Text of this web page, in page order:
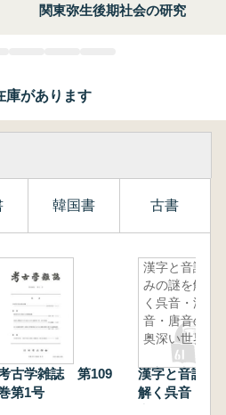
関東弥生後期社会の研究
庫があります
韓国書 古書
古学雑誌 第109
第1号
漢字と音読
みの謎を解
く呉音・漢
音・唐音の
奥深い世界
漢字と音読み
解く呉音・漢